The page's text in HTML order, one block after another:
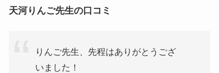
天河りんご先生の口コミ
りんご先生、先程はありがとうござ
いました！